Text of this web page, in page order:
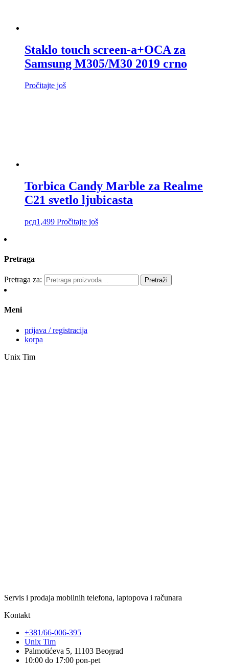
Staklo touch screen-a+OCA za
Samsung M305/M30 2019 crno
Pročitajte još
Torbica Candy Marble za Realme
C21 svetlo ljubicasta
рсд1,499 Pročitajte još
Pretraga
Pretraga za: Pretraži
Meni
prijava / registracija
korpa
Unix Tim
Servis i prodaja mobilnih telefona, laptopova i računara
Kontakt
+381/66-006-395
Unix Tim
Palmotićeva 5, 11103 Beograd
10:00 do 17:00 pon-pet